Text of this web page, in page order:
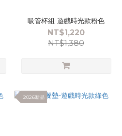
吸管杯組-遊戲時光款粉色
NT$1,220
NT$1,380
2026新品